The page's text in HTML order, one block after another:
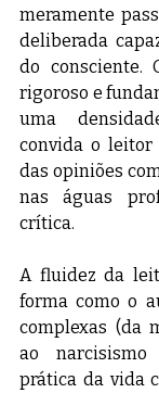
meramente
deliberada
do consciente.
rigoroso e
uma
convida o
das opiniões
nas águas
crítica.
A fluidez da
forma como o
complexas (da
ao
prática da vida